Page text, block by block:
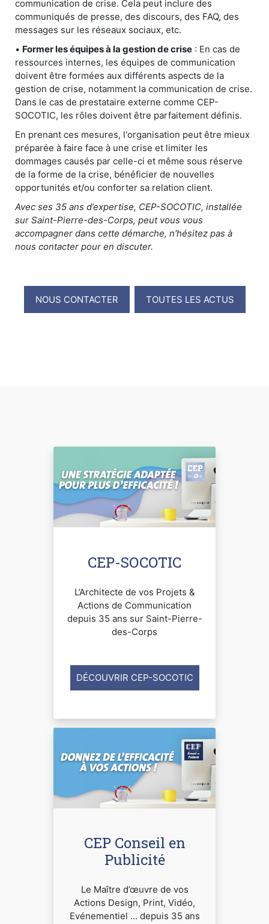
communication de crise. Cela peut inclure des
communiqués de presse, des discours, des FAQ, des
messages sur les réseaux sociaux, etc.
• Former les équipes à la gestion de crise : En cas de
ressources internes, les équipes de communication
doivent être formées aux différents aspects de la
gestion de crise, notamment la communication de crise.
Dans le cas de prestataire externe comme CEP-
SOCOTIC, les rôles doivent être parfaitement définis.
En prenant ces mesures, l'organisation peut être mieux
préparée à faire face à une crise et limiter les
dommages causés par celle-ci et même sous réserve
de la forme de la crise, bénéficier de nouvelles
opportunités et/ou conforter sa relation client.
Avec ses 35 ans d’expertise, CEP-SOCOTIC, installée
sur Saint-Pierre-des-Corps, peut vous vous
accompagner dans cette démarche, n'hésitez pas à
nous contacter pour en discuter.
NOUS CONTACTER TOUTES LES ACTUS
CEP-SOCOTIC
L’Architecte de vos Projets &
Actions de Communication
depuis 35 ans sur Saint-Pierre-
des-Corps
DÉCOUVRIR CEP-SOCOTIC
CEP Conseil en
Publicité
Le Maître d’œuvre de vos
Actions Design, Print, Vidéo,
Evénementiel ... depuis 35 ans